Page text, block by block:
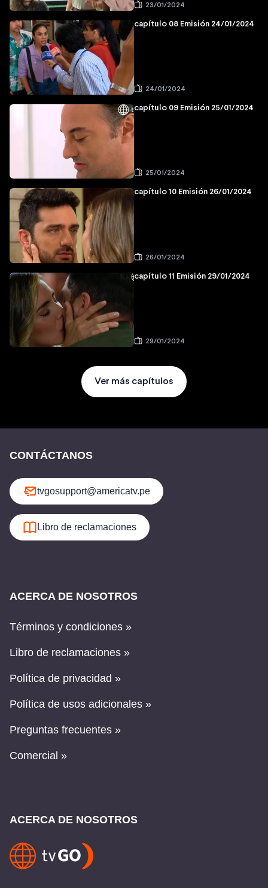
23/01/2024
capítulo 08 Emisión 24/01/2024
24/01/2024
capítulo 09 Emisión 25/01/2024
25/01/2024
capítulo 10 Emisión 26/01/2024
26/01/2024
capítulo 11 Emisión 29/01/2024
29/01/2024
Ver más capítulos
CONTÁCTANOS
tvgosupport@americatv.pe
Libro de reclamaciones
ACERCA DE NOSOTROS
Términos y condiciones »
Libro de reclamaciones »
Política de privacidad »
Política de usos adicionales »
Preguntas frecuentes »
Comercial »
ACERCA DE NOSOTROS